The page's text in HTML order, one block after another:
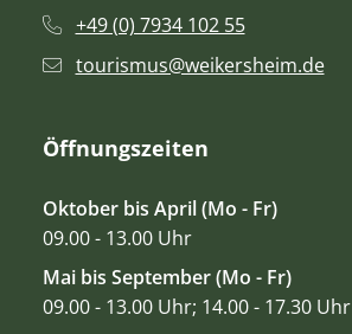
+49 (0) 7934 102 55
tourismus@weikersheim.de
Öffnungszeiten
Oktober bis April (Mo - Fr)
09.00 - 13.00 Uhr
Mai bis September (Mo - Fr)
09.00 - 13.00 Uhr; 14.00 - 17.30 Uhr